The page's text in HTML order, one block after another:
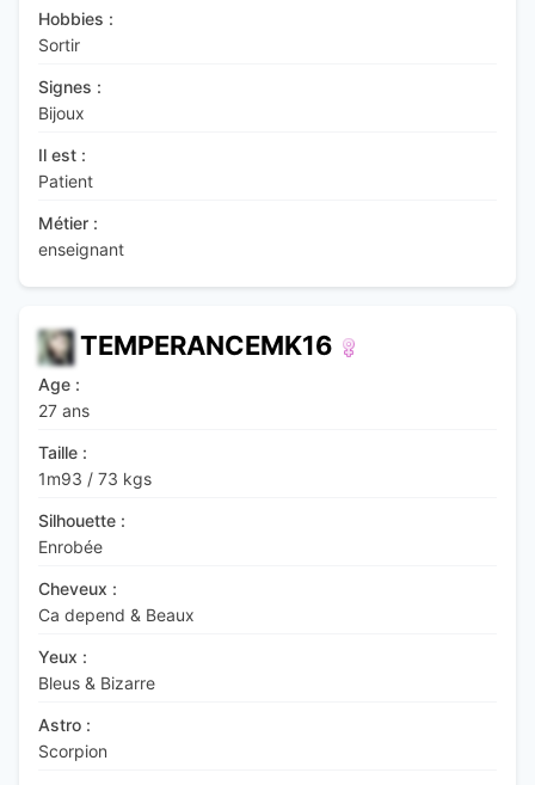
Hobbies :
Sortir
Signes :
Bijoux
Il est :
Patient
Métier :
enseignant
TEMPERANCEMK16
Age :
27 ans
Taille :
1m93 / 73 kgs
Silhouette :
Enrobée
Cheveux :
Ca depend & Beaux
Yeux :
Bleus & Bizarre
Astro :
Scorpion